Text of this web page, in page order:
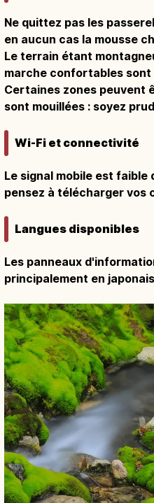
Ne quittez pas les
en aucun cas la mousse
Le terrain étant
marche confortables sont
Certaines zones peuvent
sont mouillées : soyez
Wi-Fi et connectivité
Le signal mobile est faible
pensez à télécharger vos
Langues disponibles
Les panneaux
principalement en japonais